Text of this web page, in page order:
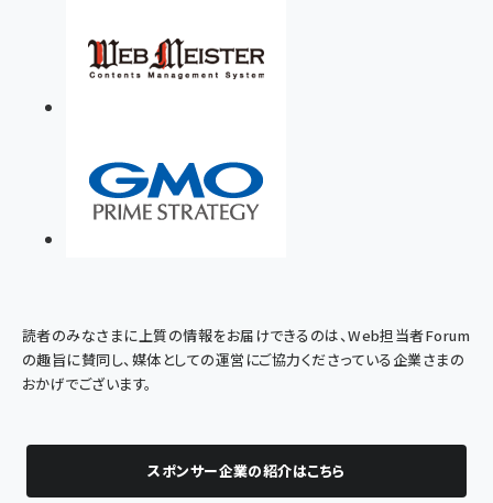
読者のみなさまに上質の情報をお届けできるのは、Web担当者Forum
の趣旨に賛同し、媒体としての運営にご協力くださっている企業さまの
おかげでございます。
スポンサー企業の紹介はこちら